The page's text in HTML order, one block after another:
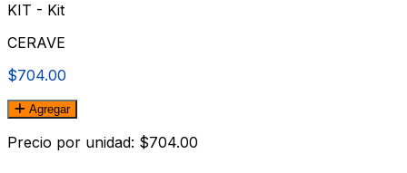
KIT - Kit
CERAVE
$704.00
Agregar
Precio por unidad: $704.00